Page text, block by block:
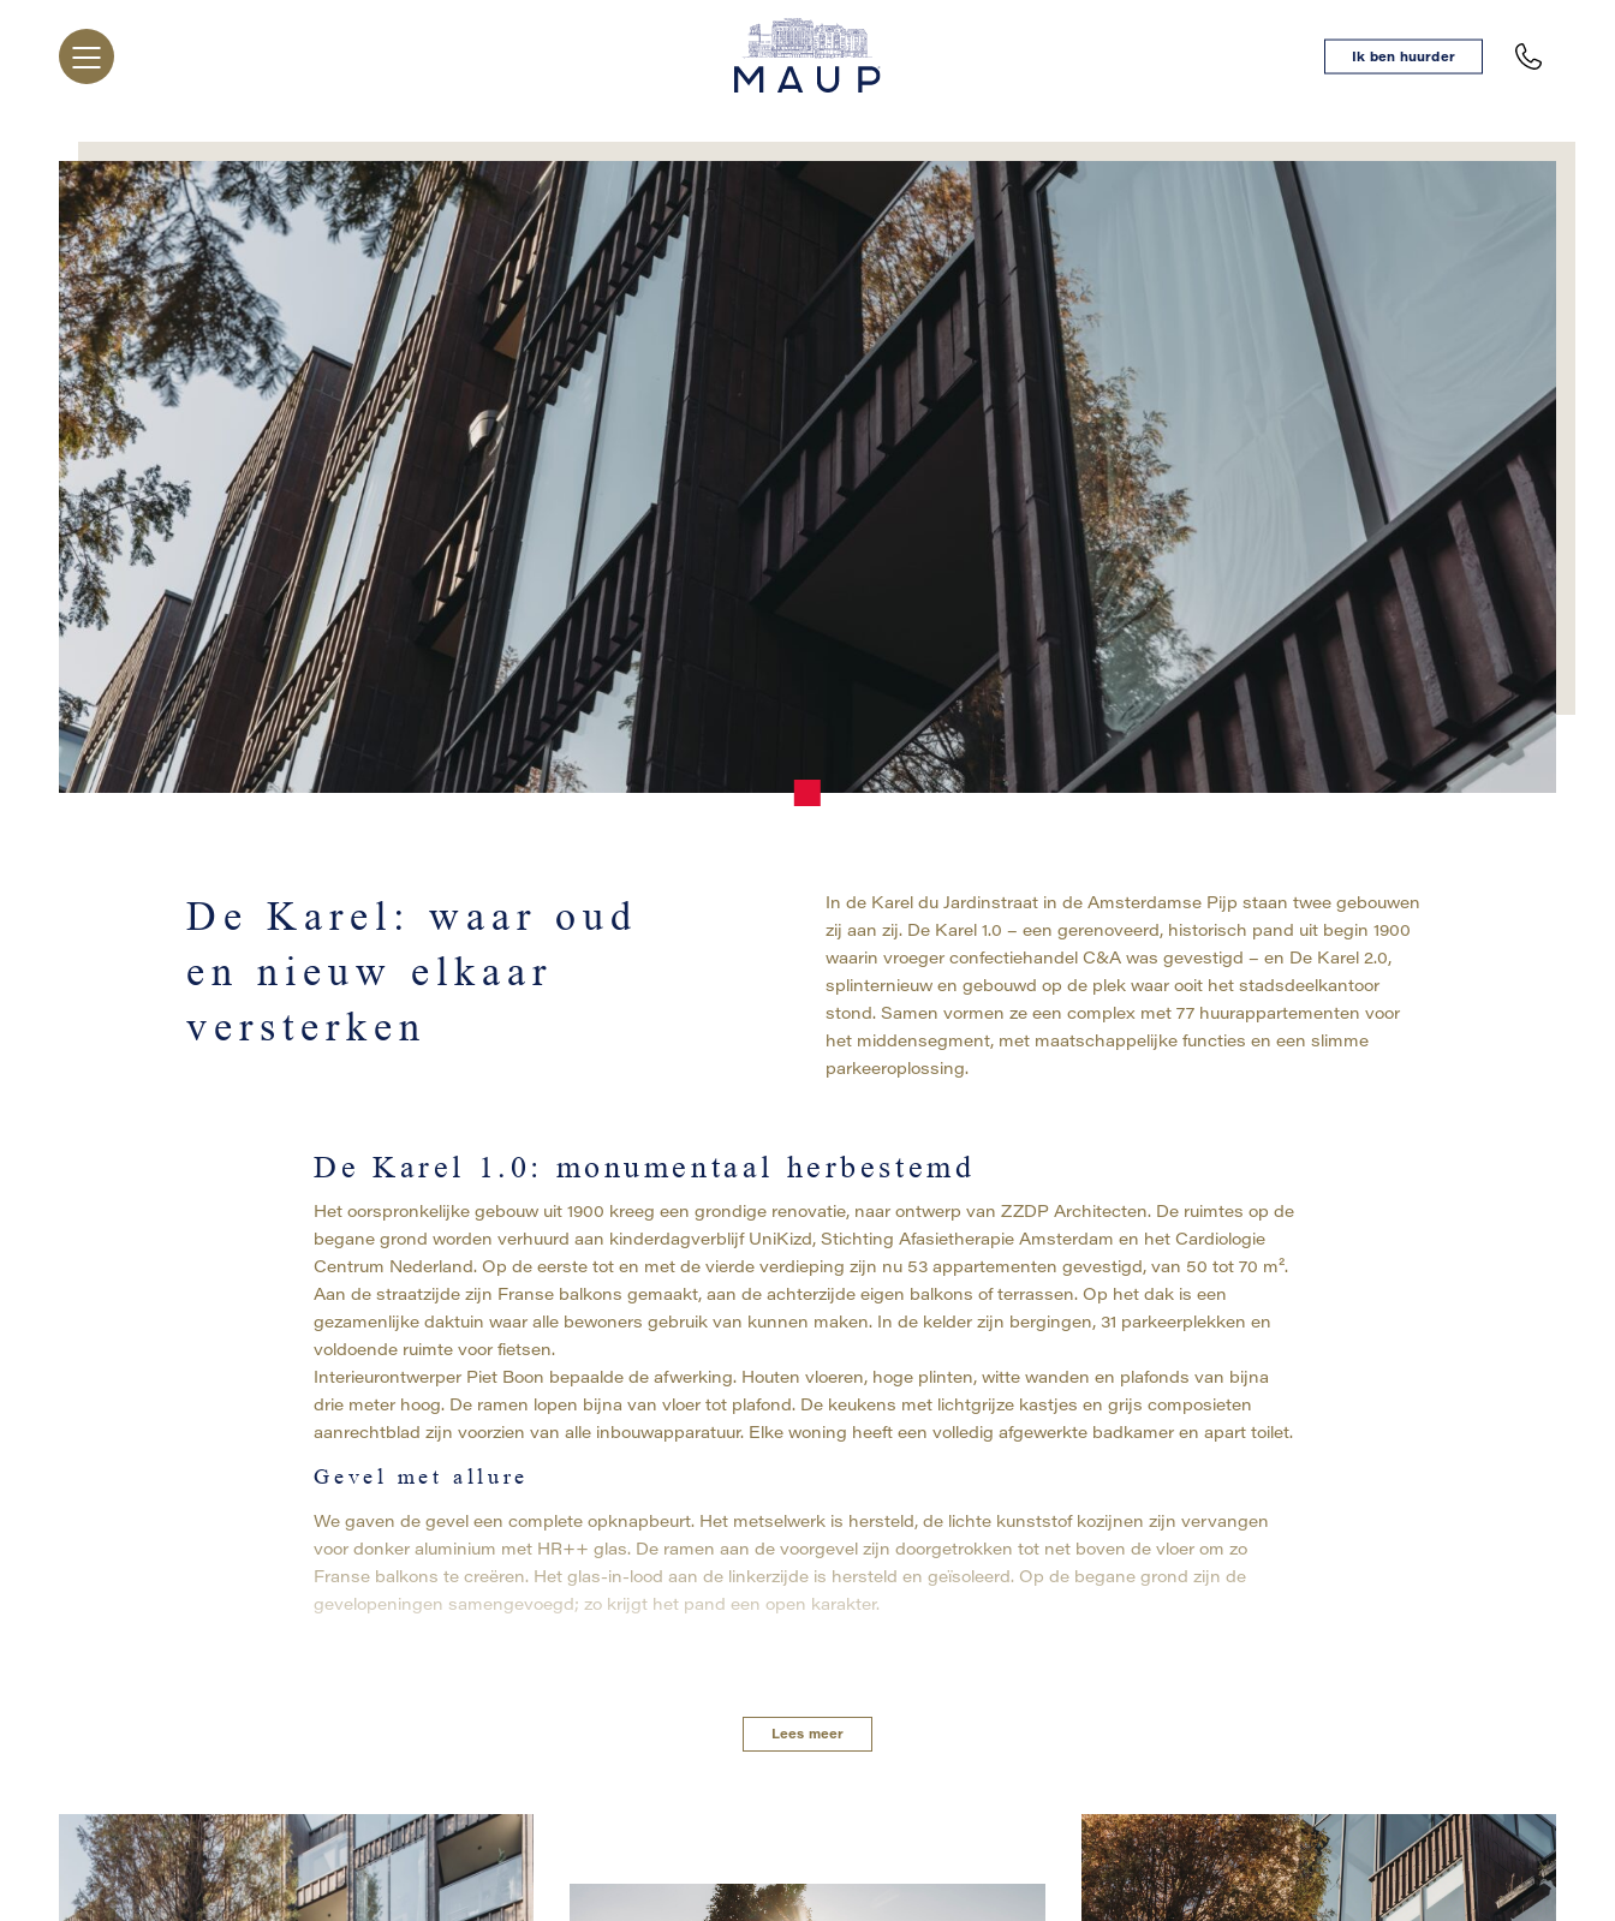
Ik ben huurder
De Karel: waar oud
en nieuw elkaar
versterken
In de Karel du Jardinstraat in de Amsterdamse Pijp staan twee gebouwen
zij aan zij. De Karel 1.0 – een gerenoveerd, historisch pand uit begin 1900
waarin vroeger confectiehandel C&A was gevestigd – en De Karel 2.0,
splinternieuw en gebouwd op de plek waar ooit het stadsdeelkantoor
stond. Samen vormen ze een complex met 77 huurappartementen voor
het middensegment, met maatschappelijke functies en een slimme
parkeeroplossing.
De Karel 1.0: monumentaal herbestemd
Het oorspronkelijke gebouw uit 1900 kreeg een grondige renovatie, naar ontwerp van ZZDP Architecten. De ruimtes op de
begane grond worden verhuurd aan kinderdagverblijf UniKizd, Stichting Afasietherapie Amsterdam en het Cardiologie
Centrum Nederland. Op de eerste tot en met de vierde verdieping zijn nu 53 appartementen gevestigd, van 50 tot 70 m².
Aan de straatzijde zijn Franse balkons gemaakt, aan de achterzijde eigen balkons of terrassen. Op het dak is een
gezamenlijke daktuin waar alle bewoners gebruik van kunnen maken. In de kelder zijn bergingen, 31 parkeerplekken en
voldoende ruimte voor fietsen.
Interieurontwerper Piet Boon bepaalde de afwerking. Houten vloeren, hoge plinten, witte wanden en plafonds van bijna
drie meter hoog. De ramen lopen bijna van vloer tot plafond. De keukens met lichtgrijze kastjes en grijs composieten
aanrechtblad zijn voorzien van alle inbouwapparatuur. Elke woning heeft een volledig afgewerkte badkamer en apart toilet.
Gevel met allure
We gaven de gevel een complete opknapbeurt. Het metselwerk is hersteld, de lichte kunststof kozijnen zijn vervangen
voor donker aluminium met HR++ glas. De ramen aan de voorgevel zijn doorgetrokken tot net boven de vloer om zo
Franse balkons te creëren. Het glas-in-lood aan de linkerzijde is hersteld en geïsoleerd. Op de begane grond zijn de
gevelopeningen samengevoegd; zo krijgt het pand een open karakter.
Lees meer